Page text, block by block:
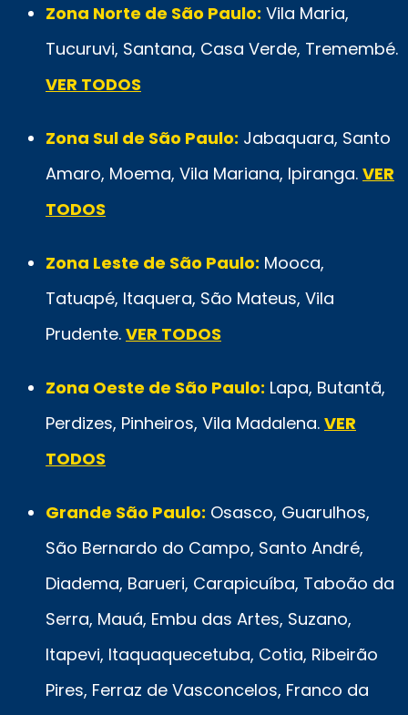
Zona Norte de São Paulo: Vila Maria,
Tucuruvi, Santana, Casa Verde, Tremembé.
VER TODOS
Zona Sul de São Paulo: Jabaquara, Santo
Amaro, Moema, Vila Mariana, Ipiranga. VER
TODOS
Zona Leste de São Paulo: Mooca,
Tatuapé, Itaquera, São Mateus, Vila
Prudente. VER TODOS
Zona Oeste de São Paulo: Lapa, Butantã,
Perdizes, Pinheiros, Vila Madalena. VER
TODOS
Grande São Paulo: Osasco, Guarulhos,
São Bernardo do Campo, Santo André,
Diadema, Barueri, Carapicuíba, Taboão da
Serra, Mauá, Embu das Artes, Suzano,
Itapevi, Itaquaquecetuba, Cotia, Ribeirão
Pires, Ferraz de Vasconcelos, Franco da